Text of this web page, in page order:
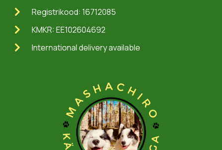
Registrikood: 16712085
KMKR: EE102604692
International delivery available